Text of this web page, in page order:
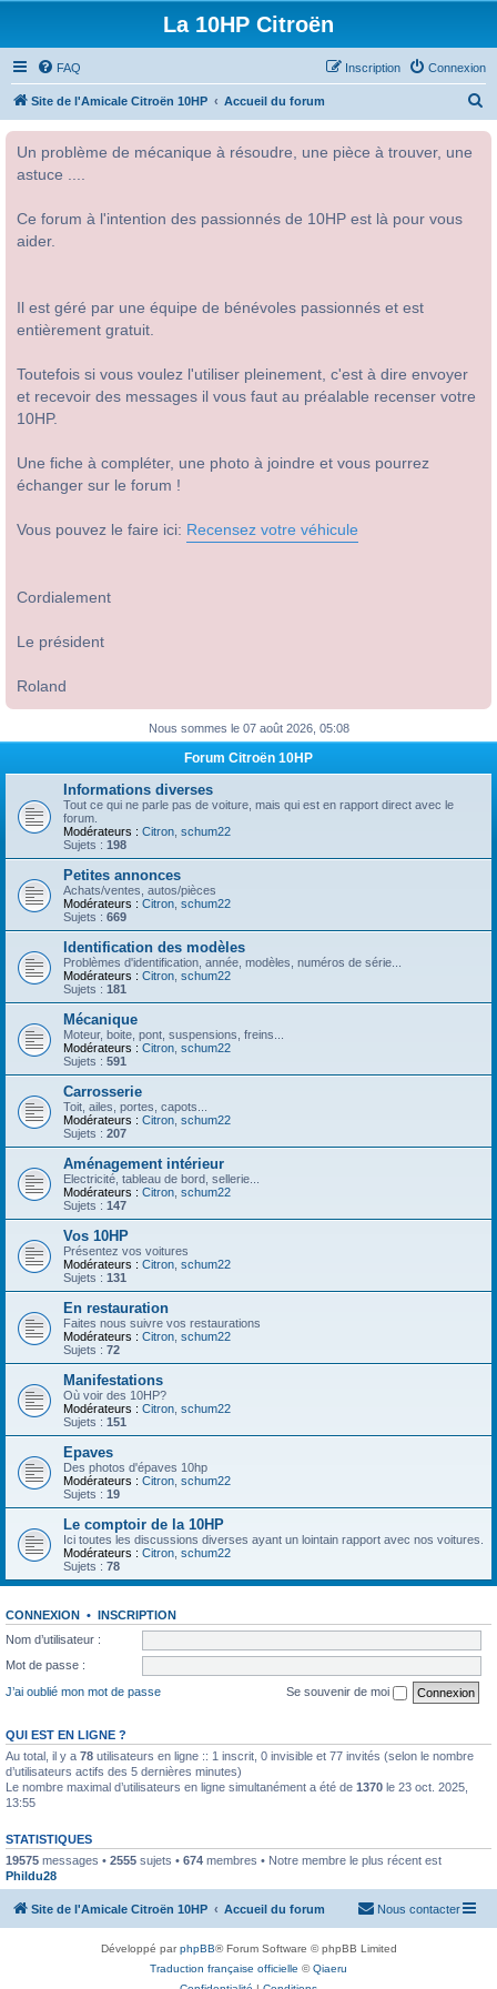
La 10HP Citroën
FAQ Connexion
Inscription
Site de l'Amicale Citroën 10HP Accueil du forum
Un problème de mécanique à résoudre, une pièce à trouver, une
astuce ....
Ce forum à l'intention des passionnés de 10HP est là pour vous
aider.
Il est géré par une équipe de bénévoles passionnés et est
entièrement gratuit.
Toutefois si vous voulez l'utiliser pleinement, c'est à dire envoyer
et recevoir des messages il vous faut au préalable recenser votre
10HP.
Une fiche à compléter, une photo à joindre et vous pourrez
échanger sur le forum !
Vous pouvez le faire ici: Recensez votre véhicule
Cordialement
Le président
Roland
Nous sommes le 07 août 2026, 05:08
Forum Citroën 10HP
Informations diverses
Tout ce qui ne parle pas de voiture, mais qui est en rapport direct avec le
forum.
Modérateurs : Citron schum22
Sujets : 198
Petites annonces
Achats/ventes, autos/pièces
Modérateurs : Citron schum22
Sujets : 669
Identification des modèles
Problèmes d'identification, année, modèles, numéros de série...
Modérateurs : Citron schum22
Sujets : 181
Mécanique
Moteur, boite, pont, suspensions, freins...
Modérateurs : Citron schum22
Sujets : 591
Carrosserie
Toit, ailes, portes, capots...
Modérateurs : Citron schum22
Sujets : 207
Aménagement intérieur
Electricité, tableau de bord, sellerie...
Modérateurs : Citron schum22
Sujets : 147
Vos 10HP
Présentez vos voitures
Modérateurs : Citron schum22
Sujets : 131
En restauration
Faites nous suivre vos restaurations
Modérateurs : Citron schum22
Sujets : 72
Manifestations
Où voir des 10HP?
Modérateurs : Citron schum22
Sujets : 151
Epaves
Des photos d'épaves 10hp
Modérateurs : Citron schum22
Sujets : 19
Le comptoir de la 10HP
Ici toutes les discussions diverses ayant un lointain rapport avec nos voitures.
Modérateurs : Citron schum22
Sujets : 78
CONNEXION • INSCRIPTION
Nom d’utilisateur :
Mot de passe :
J’ai oublié mon mot de passe
Se souvenir de moi
QUI EST EN LIGNE ?
Au total, il y a 78 utilisateurs en ligne :: 1 inscrit, 0 invisible et 77 invités (selon le nombre
d’utilisateurs actifs des 5 dernières minutes)
Le nombre maximal d’utilisateurs en ligne simultanément a été de 1370 le 23 oct. 2025,
13:55
STATISTIQUES
19575 messages • 2555 sujets • 674 membres • Notre membre le plus récent est
Phildu28
Site de l'Amicale Citroën 10HP Accueil du forum Nous contacter
Développé parphpBB® Forum Software © phpBB Limited
Traduction française officielle ©Qiaeru